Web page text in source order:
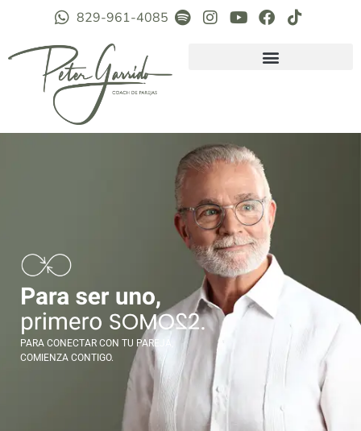
829-961-4085
PARA CONECTAR CON TU PAREJA,
COMIENZA CONTIGO.